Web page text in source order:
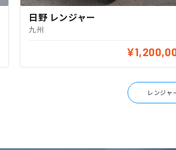
日野 レンジャー
九州
レンジャ